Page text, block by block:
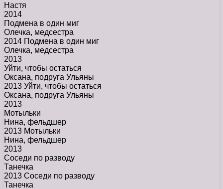
Настя
2014
Подмена в один миг
Олечка, медсестра
2014 Подмена в один миг
Олечка, медсестра
2013
Уйти, чтобы остаться
Оксана, подруга Ульяны
2013 Уйти, чтобы остаться
Оксана, подруга Ульяны
2013
Мотыльки
Нина, фельдшер
2013 Мотыльки
Нина, фельдшер
2013
Соседи по разводу
Танечка
2013 Соседи по разводу
Танечка